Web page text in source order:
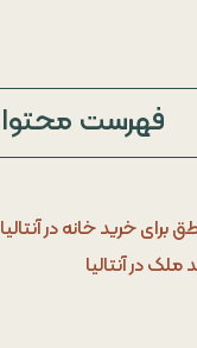
فهرست محتوا
برای خرید خانه در آنتالیا
ملک در آنتالیا